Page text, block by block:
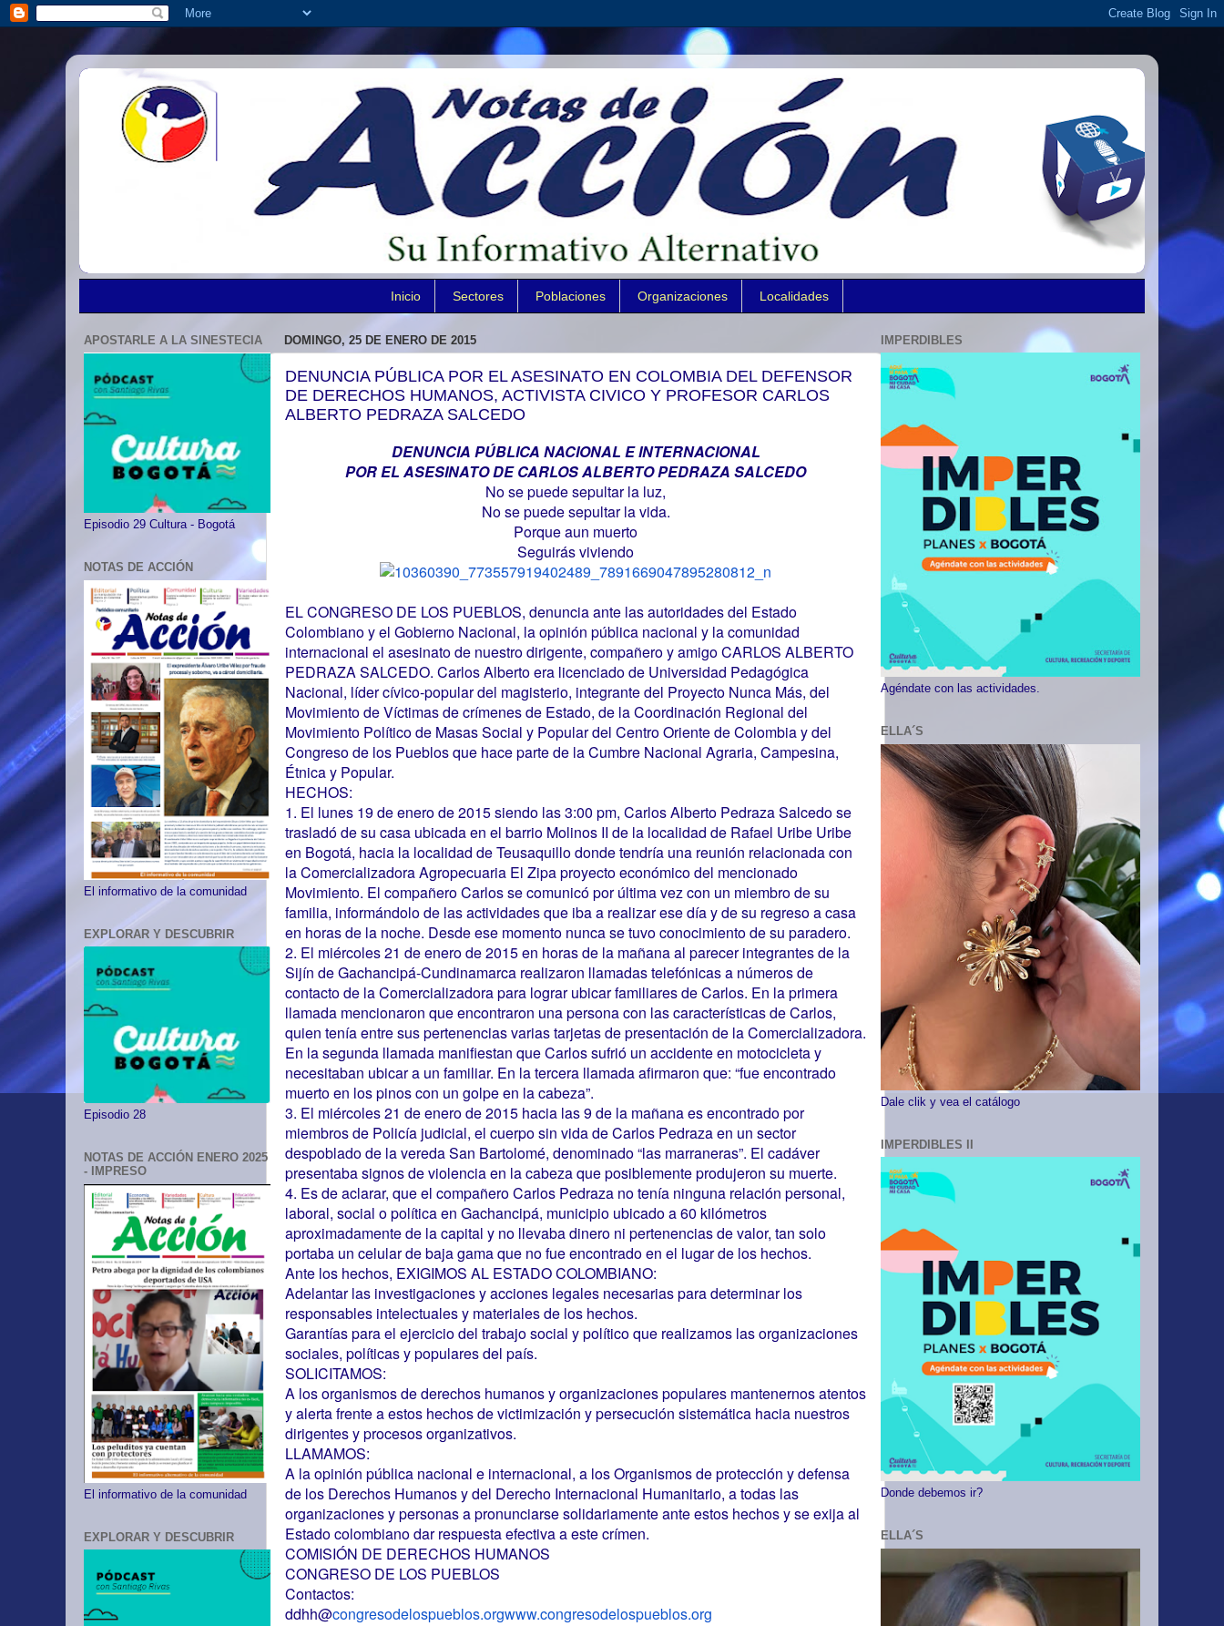
Inicio Sectores Poblaciones Organizaciones Localidades
DOMINGO, 25 DE ENERO DE 2015
DENUNCIA PÚBLICA POR EL ASESINATO EN COLOMBIA DEL DEFENSOR
DE DERECHOS HUMANOS, ACTIVISTA CIVICO Y PROFESOR CARLOS
ALBERTO PEDRAZA SALCEDO
DENUNCIA PÚBLICA NACIONAL E INTERNACIONAL
POR EL ASESINATO DE CARLOS ALBERTO PEDRAZA SALCEDO
No se puede sepultar la luz,
No se puede sepultar la vida.
Porque aun muerto
Seguirás viviendo
EL CONGRESO DE LOS PUEBLOS, denuncia ante las autoridades del Estado
Colombiano y el Gobierno Nacional, la opinión pública nacional y la comunidad
internacional el asesinato de nuestro dirigente, compañero y amigo CARLOS ALBERTO
PEDRAZA SALCEDO. Carlos Alberto era licenciado de Universidad Pedagógica
Nacional, líder cívico-popular del magisterio, integrante del Proyecto Nunca Más, del
Movimiento de Víctimas de crímenes de Estado, de la Coordinación Regional del
Movimiento Político de Masas Social y Popular del Centro Oriente de Colombia y del
Congreso de los Pueblos que hace parte de la Cumbre Nacional Agraria, Campesina,
Étnica y Popular.
HECHOS:
1. El lunes 19 de enero de 2015 siendo las 3:00 pm, Carlos Alberto Pedraza Salcedo se
trasladó de su casa ubicada en el barrio Molinos II de la localidad de Rafael Uribe Uribe
en Bogotá, hacia la localidad de Teusaquillo donde tendría una reunión relacionada con
la Comercializadora Agropecuaria El Zipa proyecto económico del mencionado
Movimiento. El compañero Carlos se comunicó por última vez con un miembro de su
familia, informándolo de las actividades que iba a realizar ese día y de su regreso a casa
en horas de la noche. Desde ese momento nunca se tuvo conocimiento de su paradero.
2. El miércoles 21 de enero de 2015 en horas de la mañana al parecer integrantes de la
Sijín de Gachancipá-Cundinamarca realizaron llamadas telefónicas a números de
contacto de la Comercializadora para lograr ubicar familiares de Carlos. En la primera
llamada mencionaron que encontraron una persona con las características de Carlos,
quien tenía entre sus pertenencias varias tarjetas de presentación de la Comercializadora.
En la segunda llamada manifiestan que Carlos sufrió un accidente en motocicleta y
necesitaban ubicar a un familiar. En la tercera llamada afirmaron que: “fue encontrado
muerto en los pinos con un golpe en la cabeza”.
3. El miércoles 21 de enero de 2015 hacia las 9 de la mañana es encontrado por
miembros de Policía judicial, el cuerpo sin vida de Carlos Pedraza en un sector
despoblado de la vereda San Bartolomé, denominado “las marraneras”. El cadáver
presentaba signos de violencia en la cabeza que posiblemente produjeron su muerte.
4. Es de aclarar, que el compañero Carlos Pedraza no tenía ninguna relación personal,
laboral, social o política en Gachancipá, municipio ubicado a 60 kilómetros
aproximadamente de la capital y no llevaba dinero ni pertenencias de valor, tan solo
portaba un celular de baja gama que no fue encontrado en el lugar de los hechos.
Ante los hechos, EXIGIMOS AL ESTADO COLOMBIANO:
Adelantar las investigaciones y acciones legales necesarias para determinar los
responsables intelectuales y materiales de los hechos.
Garantías para el ejercicio del trabajo social y político que realizamos las organizaciones
sociales, políticas y populares del país.
SOLICITAMOS:
A los organismos de derechos humanos y organizaciones populares mantenernos atentos
y alerta frente a estos hechos de victimización y persecución sistemática hacia nuestros
dirigentes y procesos organizativos.
LLAMAMOS:
A la opinión pública nacional e internacional, a los Organismos de protección y defensa
de los Derechos Humanos y del Derecho Internacional Humanitario, a todas las
organizaciones y personas a pronunciarse solidariamente ante estos hechos y se exija al
Estado colombiano dar respuesta efectiva a este crímen.
COMISIÓN DE DERECHOS HUMANOS
CONGRESO DE LOS PUEBLOS
Contactos:
ddhh@congresodelospueblos.orgwww.congresodelospueblos.org
APOSTARLE A LA SINESTECIA
Episodio 29 Cultura - Bogotá
NOTAS DE ACCIÓN
El informativo de la comunidad
EXPLORAR Y DESCUBRIR
Episodio 28
NOTAS DE ACCIÓN ENERO 2025
- IMPRESO
El informativo de la comunidad
EXPLORAR Y DESCUBRIR
IMPERDIBLES
Agéndate con las actividades.
ELLA´S
Dale clik y vea el catálogo
IMPERDIBLES II
Donde debemos ir?
ELLA´S